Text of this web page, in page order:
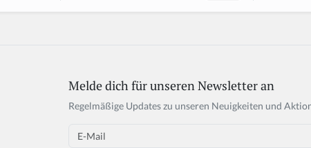
Melde dich für unseren Newsletter an
Regelmäßige Updates zu unseren Neuigkeiten und
Email